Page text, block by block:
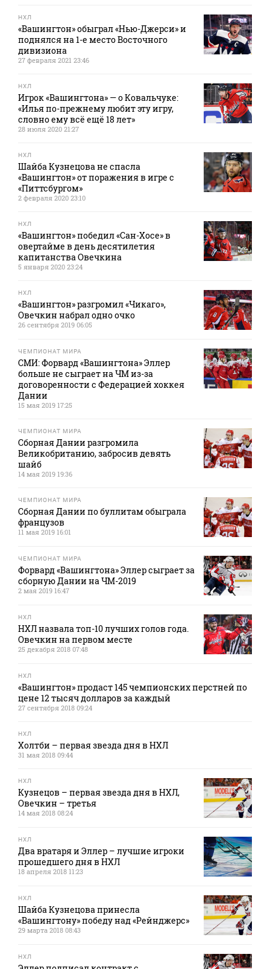
НХЛ
«Вашингтон» обыграл «Нью-Джерси» и
поднялся на 1-е место Восточного
дивизиона
27 февраля 2021 23:46
НХЛ
Игрок «Вашингтона» — о Ковальчуке:
«Илья по-прежнему любит эту игру,
словно ему всё ещё 18 лет»
28 июля 2020 21:27
НХЛ
Шайба Кузнецова не спасла
«Вашингтон» от поражения в игре с
«Питтсбургом»
2 февраля 2020 23:10
НХЛ
«Вашингтон» победил «Сан-Хосе» в
овертайме в день десятилетия
капитанства Овечкина
5 января 2020 23:24
НХЛ
«Вашингтон» разгромил «Чикаго»,
Овечкин набрал одно очко
26 сентября 2019 06:05
ЧЕМПИОНАТ МИРА
СМИ: Форвард «Вашингтона» Эллер
больше не сыграет на ЧМ из-за
договоренности с Федерацией хоккея
Дании
15 мая 2019 17:25
ЧЕМПИОНАТ МИРА
Сборная Дании разгромила
Великобританию, забросив девять
шайб
14 мая 2019 19:36
ЧЕМПИОНАТ МИРА
Сборная Дании по буллитам обыграла
французов
11 мая 2019 16:01
ЧЕМПИОНАТ МИРА
Форвард «Вашингтона» Эллер сыграет за
сборную Дании на ЧМ-2019
2 мая 2019 16:47
НХЛ
НХЛ назвала топ-10 лучших голов года.
Овечкин на первом месте
25 декабря 2018 07:48
НХЛ
«Вашингтон» продаст 145 чемпионских перстней по
цене 12 тысяч долларов за каждый
27 сентября 2018 09:24
НХЛ
Холтби – первая звезда дня в НХЛ
31 мая 2018 09:44
НХЛ
Кузнецов – первая звезда дня в НХЛ,
Овечкин – третья
14 мая 2018 08:24
НХЛ
Два вратаря и Эллер – лучшие игроки
прошедшего дня в НХЛ
18 апреля 2018 11:23
НХЛ
Шайба Кузнецова принесла
«Вашингтону» победу над «Рейнджерс»
29 марта 2018 08:43
НХЛ